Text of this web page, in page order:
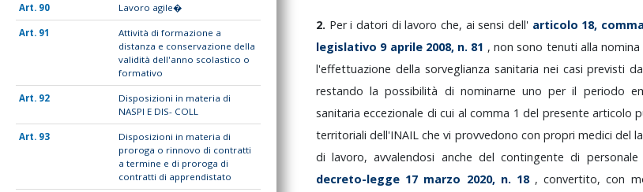
90 Lavoro agile�
91
Attività di formazione a
distanza e conservazione della
validità dell'anno scolastico o
formativo
92
Disposizioni in materia di
NASPI E DIS- COLL
93
Disposizioni in materia di
proroga o rinnovo di contratti
a termine e di proroga di
contratti di apprendistato
2. Peri datori dilavoro che, aisensi dell' articolo 18, comma
legislativo 9 aprile 2008, n. 81 , nonsono tenuti allanomina
l'effettuazione della sorveglianza sanitaria nei casiprevisti
restandolapossibilità di nominarne unoperil periodo
sanitariaeccezionale dicui alcomma 1del presente articolo
territorialidell'INAILchevi provvedono con proprimedicidel
dilavoro,avvalendosi anche delcontingentedi personale
decreto-legge 17 marzo 2020, n. 18 ,convertito,con